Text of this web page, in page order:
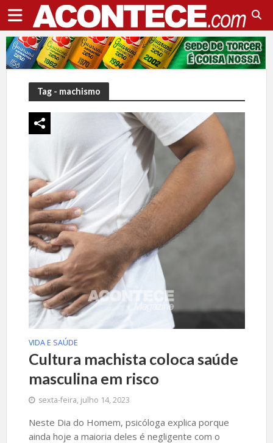
Tag - machismo
VIDA E SAÚDE
Cultura machista coloca saúde
masculina em risco
sexta-feira, julho 14, 2023
Neste Dia do Homem, psicóloga explica porque
ainda hoje a maioria deles é negligente com o